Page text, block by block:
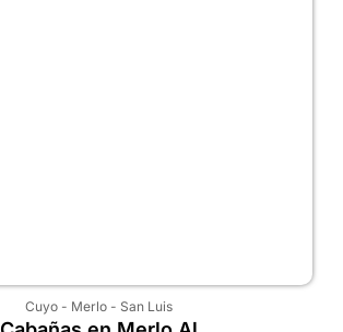
Cuyo- Merlo- San Luis